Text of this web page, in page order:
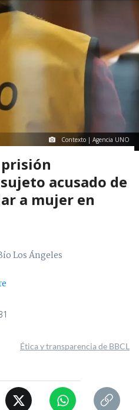
Contexto | Agencia UNO
prisión
acusado de
a mujer en
Los Ángeles
Ética y transparencia de BBCL